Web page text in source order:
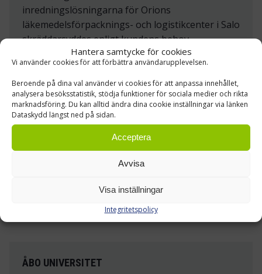
Hantera samtycke för cookies
Vi använder cookies för att förbättra användarupplevelsen.
Beroende på dina val använder vi cookies för att anpassa innehållet,
analysera besöksstatistik, stödja funktioner för sociala medier och rikta
marknadsföring. Du kan alltid ändra dina cookie inställningar via länken
Dataskydd längst ned på sidan.
Acceptera
Avvisa
Visa inställningar
Integritetspolicy
inredningslösningarna för Orions
läkemedelsförpacknings- och logistikcenter i Salo
skräddarsyddes enligt kundens behov.
ÅBO UNIVERSITET